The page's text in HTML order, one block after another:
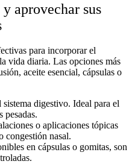
aprovechar sus
para incorporar el
vida diaria. Las opciones más
aceite esencial, cápsulas o
sistema digestivo. Ideal para el
pesadas.
o aplicaciones tópicas
congestión nasal.
en cápsulas o gomitas, son